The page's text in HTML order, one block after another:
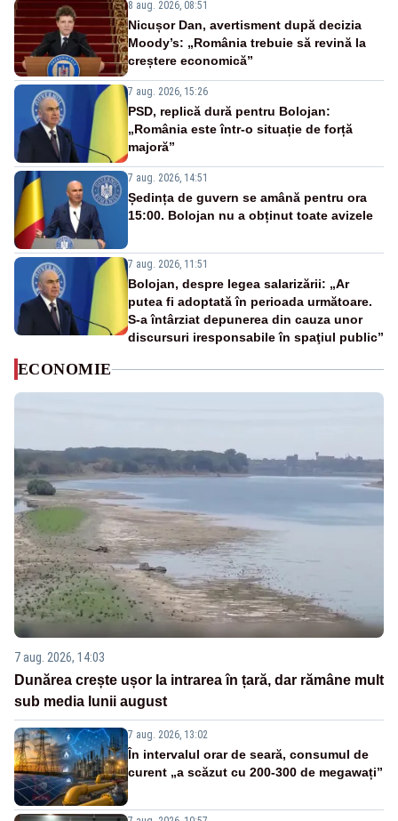
8 aug. 2026, 08:51
Nicușor Dan, avertisment după decizia
Moody’s: „România trebuie să revină la
creștere economică”
7 aug. 2026, 15:26
PSD, replică dură pentru Bolojan:
„România este într-o situație de forță
majoră”
7 aug. 2026, 14:51
Ședința de guvern se amână pentru ora
15:00. Bolojan nu a obținut toate avizele
7 aug. 2026, 11:51
Bolojan, despre legea salarizării: „Ar
putea fi adoptată în perioada următoare.
S-a întârziat depunerea din cauza unor
discursuri iresponsabile în spaţiul public”
ECONOMIE
7 aug. 2026, 14:03
Dunărea crește ușor la intrarea în țară, dar rămâne mult
sub media lunii august
7 aug. 2026, 13:02
În intervalul orar de seară, consumul de
curent „a scăzut cu 200-300 de megawați”